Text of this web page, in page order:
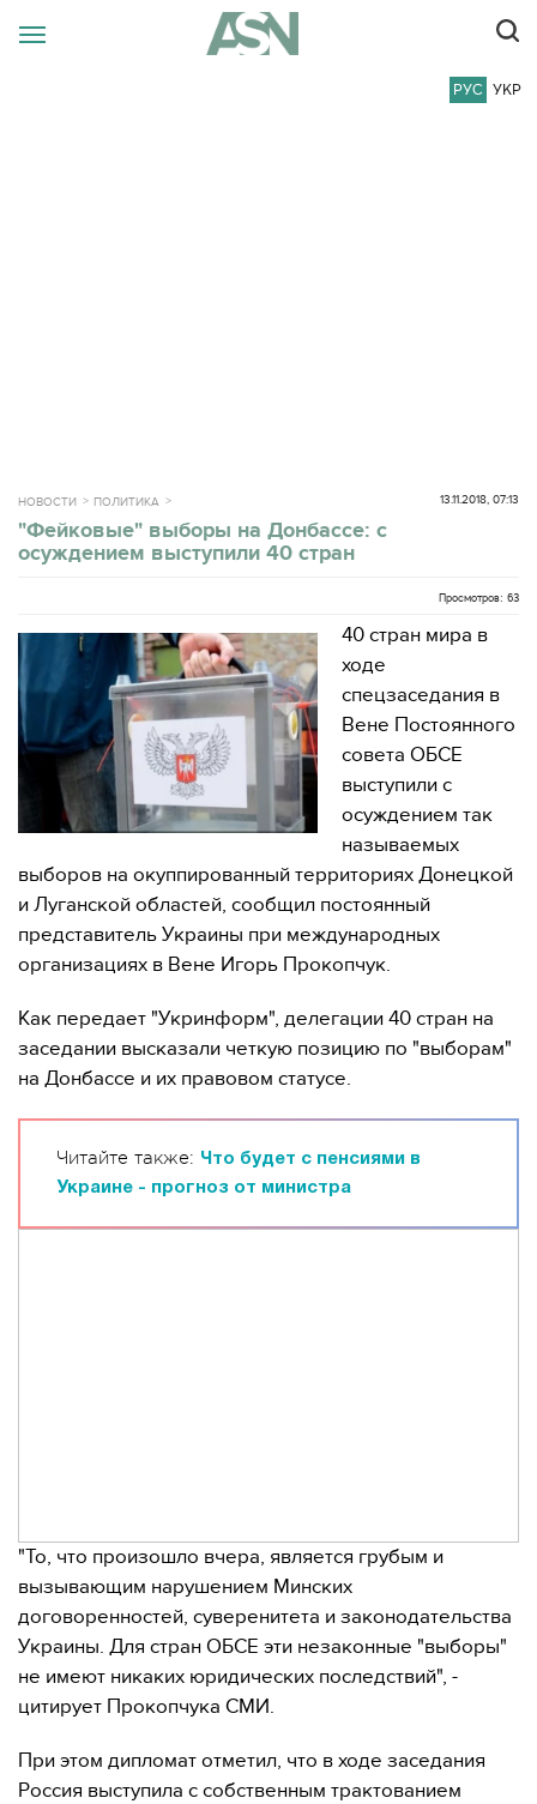
РУС УКР
НОВОСТИ ПОЛИТИКА 13.11.2018, 07:13
"Фейковые" выборы на Донбассе: с
осуждением выступили 40 стран
Просмотров: 63
40 стран мира в
ходе
спецзаседания в
Вене Постоянного
совета ОБСЕ
выступили с
осуждением так
называемых
выборов на окуппированный территориях Донецкой
и Луганской областей, сообщил постоянный
представитель Украины при международных
организациях в Вене Игорь Прокопчук.
Как передает "Укринформ", делегации 40 стран на
заседании высказали четкую позицию по "выборам"
на Донбассе и их правовом статусе.
Читайте также: Что будет с пенсиями в
Украине - прогноз от министра
"То, что произошло вчера, является грубым и
вызывающим нарушением Минских
договоренностей, суверенитета и законодательства
Украины. Для стран ОБСЕ эти незаконные "выборы"
не имеют никаких юридических последствий", -
цитирует Прокопчука СМИ.
При этом дипломат отметил, что в ходе заседания
Россия выступила с собственным трактованием